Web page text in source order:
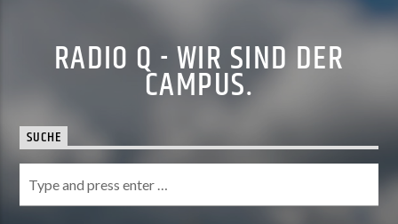
RADIO Q - WIR SIND DER
CAMPUS.
SUCHE